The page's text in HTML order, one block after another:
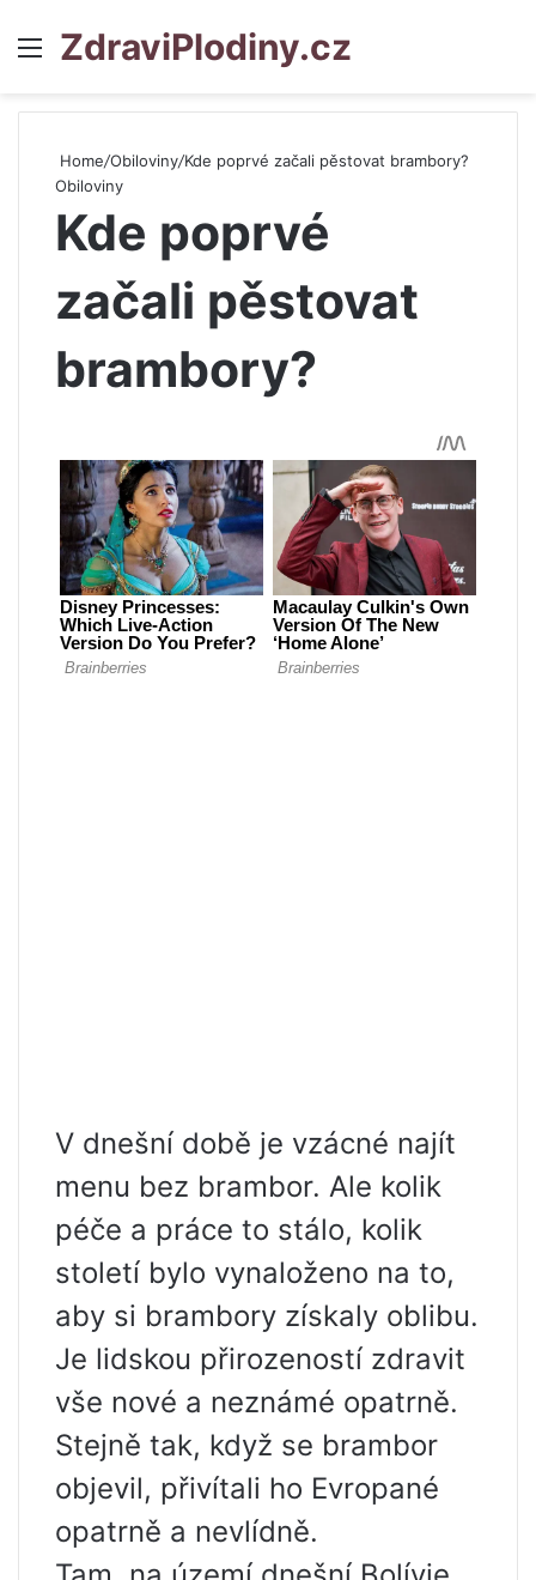
Menu
ZdraviPlodiny.cz
Home/Obiloviny/Kde poprvé začali pěstovat brambory?
Obiloviny
Kde poprvé
začali pěstovat
brambory?
V dnešní době je vzácné najít
menu bez brambor. Ale kolik
péče a práce to stálo, kolik
století bylo vynaloženo na to,
aby si brambory získaly oblibu.
Je lidskou přirozeností zdravit
vše nové a neznámé opatrně.
Stejně tak, když se brambor
objevil, přivítali ho Evropané
opatrně a nevlídně.